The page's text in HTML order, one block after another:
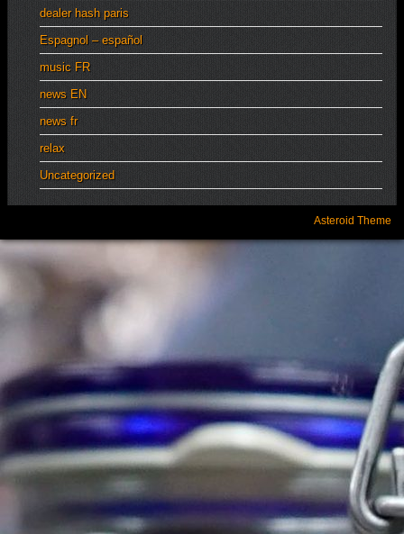
dealer hash paris
Espagnol – español
music FR
news EN
news fr
relax
Uncategorized
Asteroid Theme